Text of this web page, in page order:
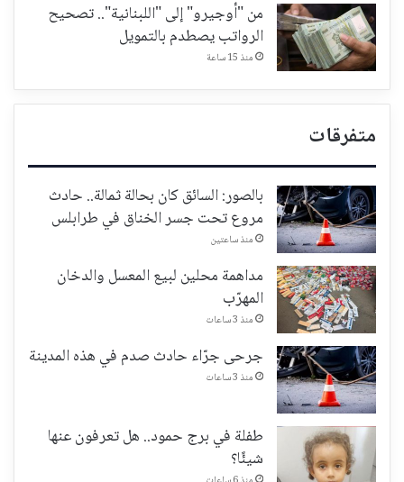
من "أوجيرو" إلى "اللبنانية".. تصحيح
الرواتب يصطدم بالتمويل
منذ 15 ساعة
متفرقات
بالصور: السائق كان بحالة ثمالة.. حادث
مروع تحت جسر الخناق في طرابلس
منذ ساعتين
مداهمة محلين لبيع المعسل والدخان
المهرّب
منذ 3 ساعات
جرحى جرّاء حادث صدم في هذه المدينة
منذ 3 ساعات
طفلة في برج حمود.. هل تعرفون عنها
شيئًا؟